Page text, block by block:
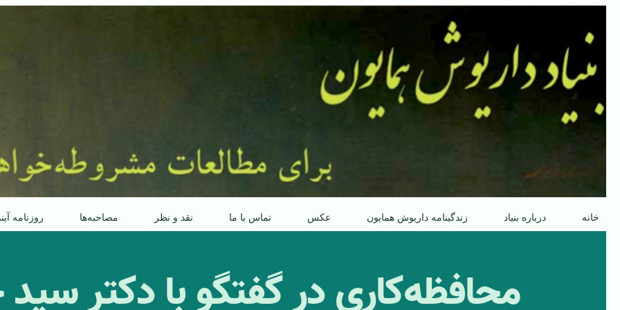
پرش
محتوا
خانه درباره بنیاد زندگینامه داریوش همایون عکس تماس با ما نقد و نظر مصاحبه‌ها روزنامه
محافظه‌کاری در گفتگو با دکتر سید